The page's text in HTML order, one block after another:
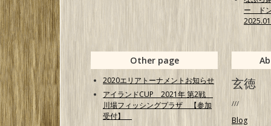
ー ド
Other page
2020エリアトーナメントお知らせ
アイランドCUP 2021年 第2戦
川場フィッシングプラザ 【参加
受付】
玄徳
///
Blog